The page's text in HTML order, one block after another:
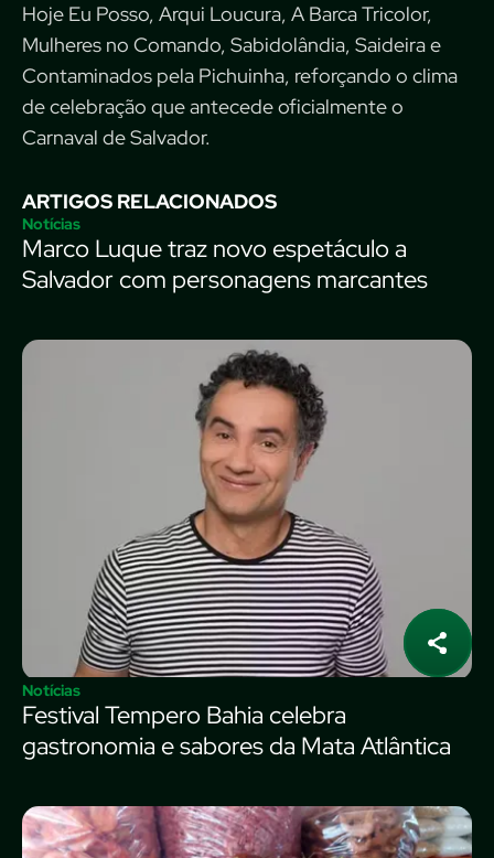
Hoje Eu Posso, Arqui Loucura, A Barca Tricolor,
Mulheres no Comando, Sabidolândia, Saideira e
Contaminados pela Pichuinha, reforçando o clima
de celebração que antecede oficialmente o
Carnaval de Salvador.
ARTIGOS RELACIONADOS
Notícias
Marco Luque traz novo espetáculo a
Salvador com personagens marcantes
Notícias
Festival Tempero Bahia celebra
gastronomia e sabores da Mata Atlântica